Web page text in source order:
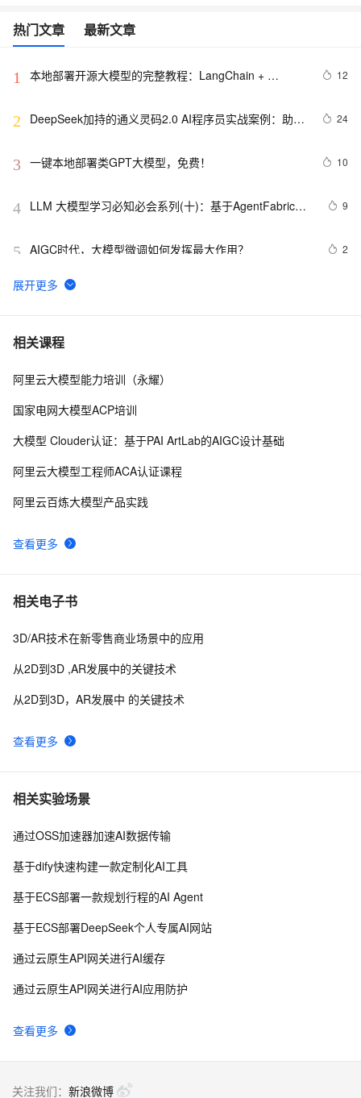
热门文章 最新文章
1
本地部署开源大模型的完整教程：LangChain +
12
2
DeepSeek加持的通义灵码2.0 AI程序员实战案例：助力
24
3 一键本地部署类GPT大模型，免费！ 10
4 LLM 大模型学习必知必会系列(十)：基于AgentFabric实
9
5 AIGC时代，大模型微调如何发挥最大作用？ 2
6
想让小模型‘偷师’大模型，如何选择合适的知识蒸馏技
7 最佳实践3：用通义灵码开发一款 App
8 CHRONOS：阿里通义联合上海交大推出时间线摘要生成
模型校准中的博弈
10蚂蚁百灵大模型推出20亿参数遥感模型SkySense
相关课程
查看更多
阿里云大模型能力培训（永耀）
国家电网大模型ACP培训
大模型 Clouder认证：基于PAI ArtLab的AIGC设计基础
阿里云大模型工程师ACA认证课程
阿里云百炼大模型产品实践
相关电子书
查看更多
3D/AR技术在新零售商业场景中的应用
从2D到3D ,AR发展中的关键技术
从2D到3D，AR发展中 的关键技术
相关实验场景
查看更多
通过OSS加速器加速AI数据传输
基于dify快速构建一款定制化AI工具
基于ECS部署一款规划行程的AI Agent
基于ECS部署DeepSeek个人专属AI网站
通过云原生API网关进行AI缓存
通过云原生API网关进行AI应用防护
关注我们： 新浪微博